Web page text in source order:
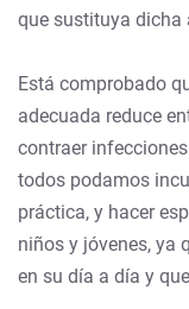
que sustituya dicha
Está comprobado
adecuada reduce
contraer
todos podamos
práctica, y hacer
niños y jóvenes, ya
en su día a día y